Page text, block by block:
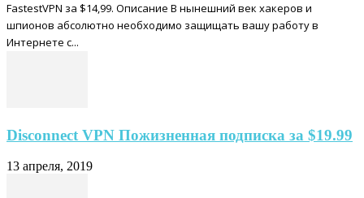
FastestVPN за $14,99. Описание В нынешний век хакеров и
шпионов абсолютно необходимо защищать вашу работу в
Интернете с...
Disconnect VPN Пожизненная подписка за $19.99
13 апреля, 2019